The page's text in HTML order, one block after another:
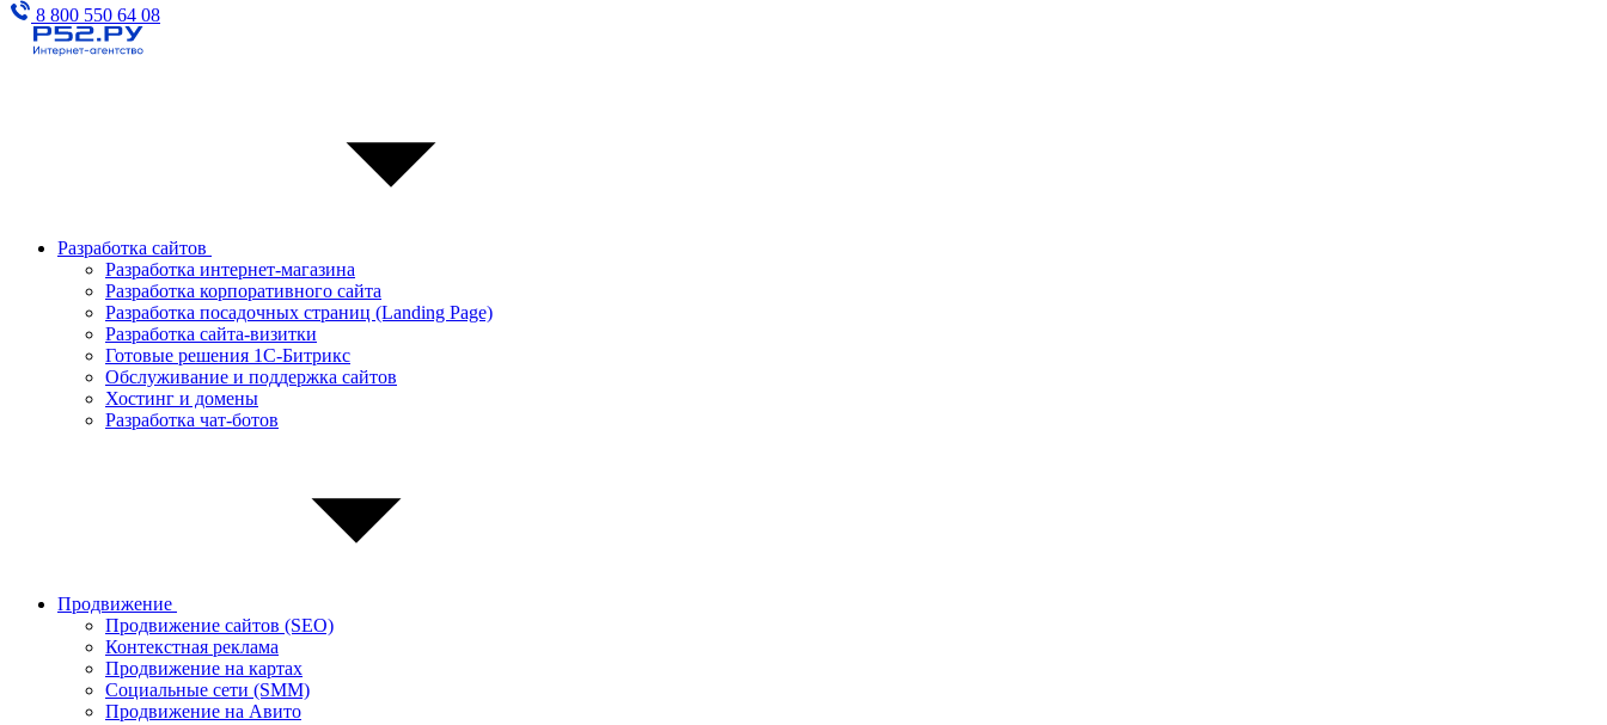
8 800 550 64 08
Разработка сайтов
Разработка интернет-магазина
Разработка корпоративного сайта
Разработка посадочных страниц (Landing Page)
Разработка сайта-визитки
Готовые решения 1С-Битрикс
Обслуживание и поддержка сайтов
Хостинг и домены
Разработка чат-ботов
Продвижение
Продвижение сайтов (SEO)
Контекстная реклама
Продвижение на картах
Социальные сети (SMM)
Продвижение на Авито